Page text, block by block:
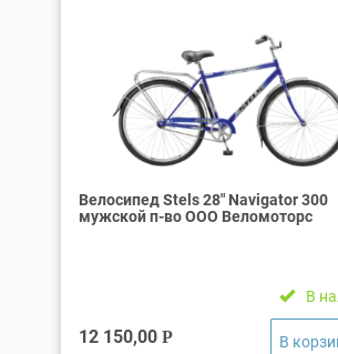
Велосипед Stels 28″ Navigator 300
мужской п-во ООО Веломоторс
В
12 150,00 Р